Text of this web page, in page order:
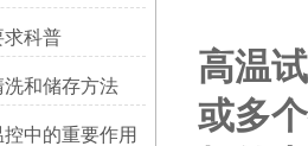
求科普
和储存方法
中的重要作用
高温
或多